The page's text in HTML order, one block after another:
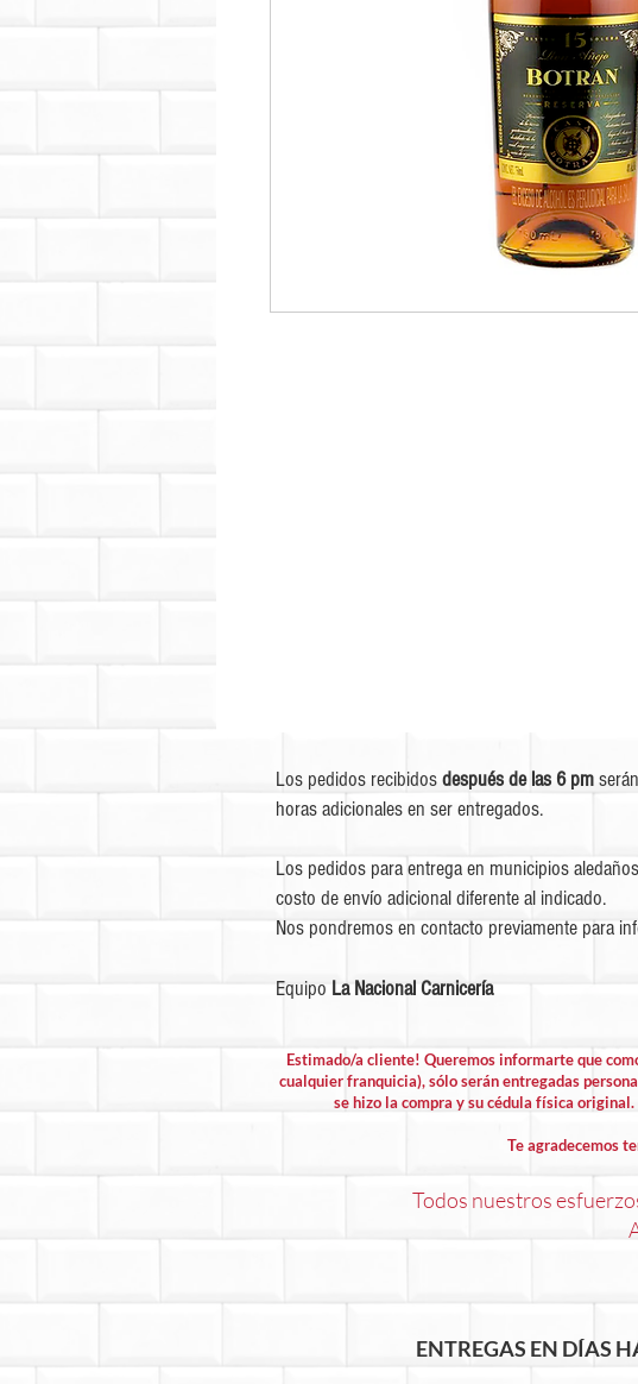
Los pedidos recibidosdespués de las 6 pm
horas adicionales en ser entregados.
Los pedidos para entrega en municipios
costo de envío adicional diferente al indicado.
Nos pondremos en contacto previamente para
Equipo La Nacional Carnicería
Estimado/a cliente! Queremos informarte que
cualquier franquicia), sólo serán entregadas
se hizo la compra y su cédula física
Te agradecemos
Todos nuestros
ENTREGAS EN DÍAS